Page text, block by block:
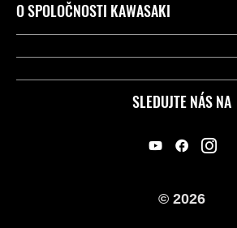
SLEDUJTE NÁS NA
Kontaktujte nás
Legálny
O SPOLOČNOSTI KAWASAKI
Spoločnosť
© 2026